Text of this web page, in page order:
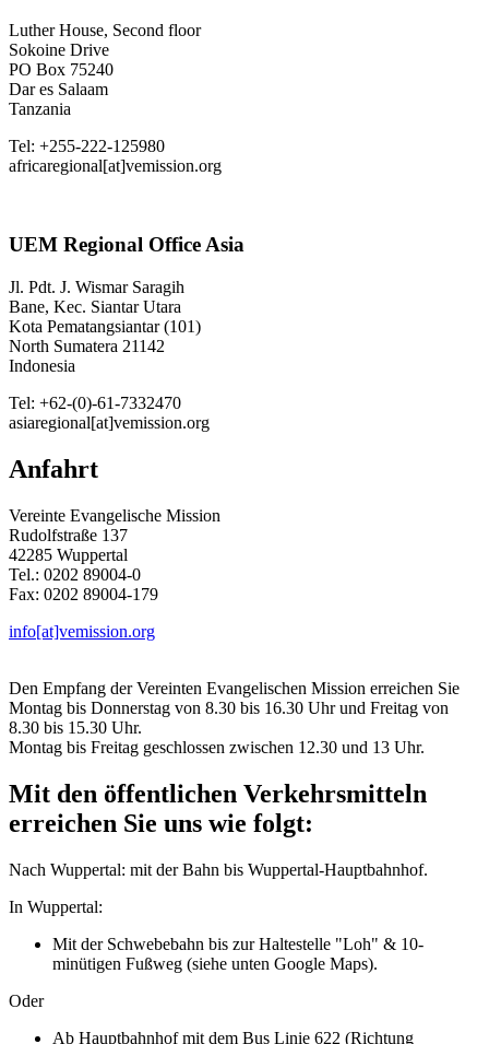
Luther House, Second floor
Sokoine Drive
PO Box 75240
Dar es Salaam
Tanzania
Tel: +255-222-125980
africaregional[at]vemission.org
UEM Regional Office Asia
Jl. Pdt. J. Wismar Saragih
Bane, Kec. Siantar Utara
Kota Pematangsiantar (101)
North Sumatera 21142
Indonesia
Tel: +62-(0)-61-7332470
asiaregional[at]vemission.org
Anfahrt
Vereinte Evangelische Mission
Rudolfstraße 137
42285 Wuppertal
Tel.: 0202 89004-0
Fax: 0202 89004-179
info[at]vemission.org
Den Empfang der Vereinten Evangelischen Mission erreichen Sie
Montag bis Donnerstag von 8.30 bis 16.30 Uhr und Freitag von
8.30 bis 15.30 Uhr.
Montag bis Freitag geschlossen zwischen 12.30 und 13 Uhr.
Mit den öffentlichen Verkehrsmitteln
erreichen Sie uns wie folgt:
Nach Wuppertal: mit der Bahn bis Wuppertal-Hauptbahnhof.
In Wuppertal:
Mit der Schwebebahn bis zur Haltestelle "Loh" & 10-
minütigen Fußweg (siehe unten Google Maps).
Oder
Ab Hauptbahnhof mit dem Bus Linie 622 (Richtung